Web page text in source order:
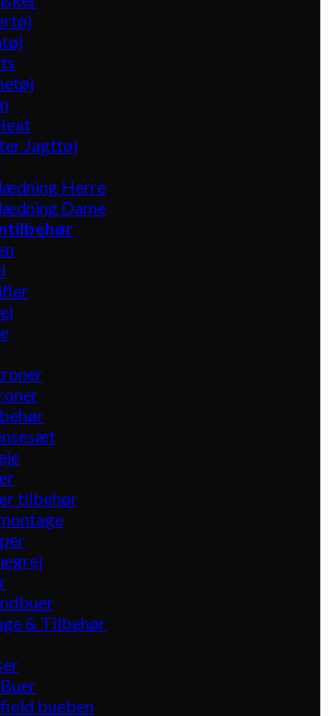
Jagttøj
Herre
Dame
tilbehør
& Tilbehør
bueben